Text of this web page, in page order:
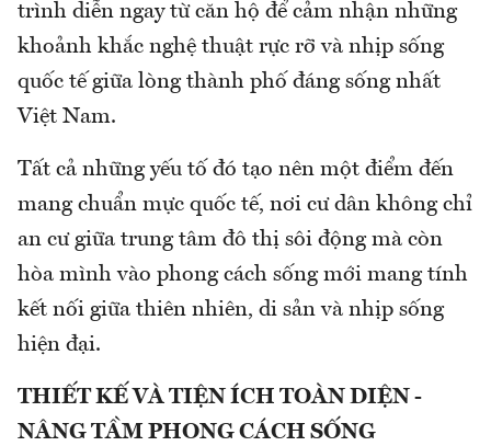
trình diễn ngay từ căn hộ để cảm nhận những
khoảnh khắc nghệ thuật rực rỡ và nhịp sống
quốc tế giữa lòng thành phố đáng sống nhất
Việt Nam.
Tất cả những yếu tố đó tạo nên một điểm đến
mang chuẩn mực quốc tế, nơi cư dân không chỉ
an cư giữa trung tâm đô thị sôi động mà còn
hòa mình vào phong cách sống mới mang tính
kết nối giữa thiên nhiên, di sản và nhịp sống
hiện đại.
THIẾT KẾ VÀ TIỆN ÍCH TOÀN DIỆN -
NÂNG TẦM PHONG CÁCH SỐNG